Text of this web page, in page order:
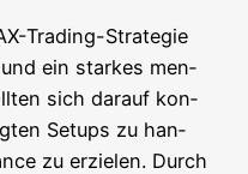
Tra­ding-Stra­te­gie
ein star­kes men­
sich dar­auf kon­
Set­ups zu han­
zu erzie­len. Durch